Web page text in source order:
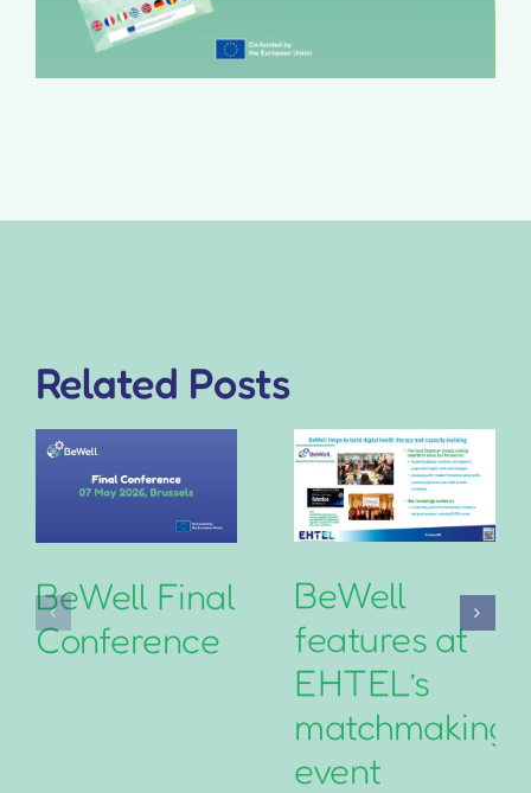
Related Posts
BeWell Final
Conference
BeWell
features at
EHTEL’s
matchmaking
event